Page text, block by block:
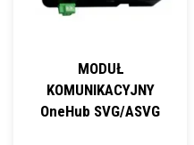
MODUŁ
KOMUNIKACYJNY
OneHub SVG/ASVG